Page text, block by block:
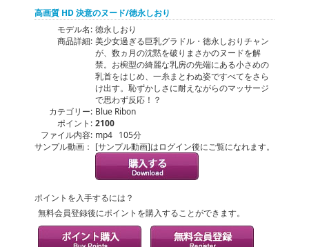
高画質 HD 決意のヌード/徳永しおり
モデル名: 徳永しおり
商品詳細: 美少女過ぎる巨乳グラドル・徳永しおりチャン
が、数ヵ月の沈黙を破りまさかのヌードを解
禁。お椀型の綺麗な乳房の先端にある小さめの
乳首をはじめ、一糸まとわぬ姿ですべてをさら
け出す。恥ずかしさに耐えながらのマッサージ
で思わず反応！？
カテゴリー: Blue Ribon
ポイント: 2100
ファイル内容: mp4 105分
サンプル動画： [サンプル動画]はログイン後にご覧になれます。
ポイントを入手するには？
無料会員登録後にポイントを購入することができます。